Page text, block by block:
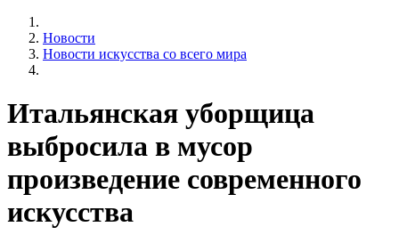
Новости
Новости искусства со всего мира
Итальянская уборщица
выбросила в мусор
произведение современного
искусства